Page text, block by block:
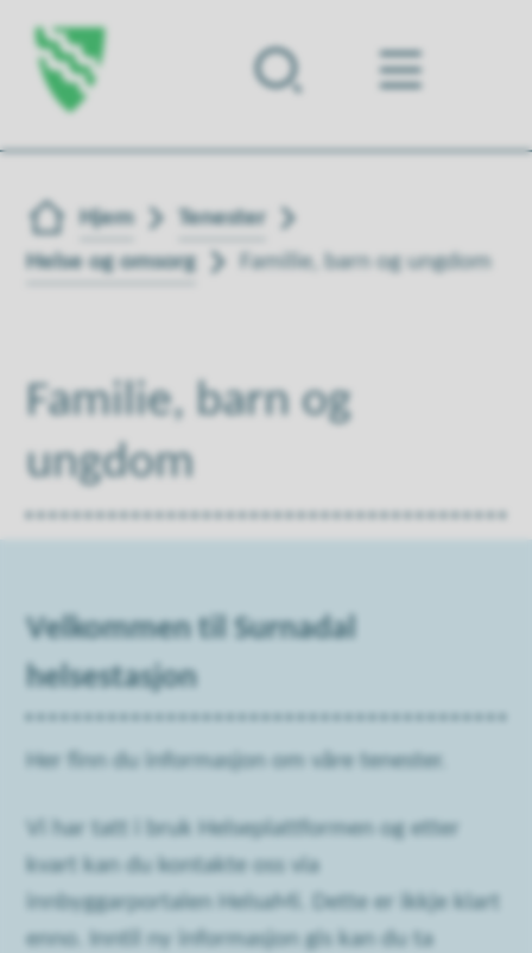
Forsiden
Du er her:
Hjem
Tenester
Helse og omsorg
Familie, barn og ungdom
Familie, barn og
ungdom
Velkommen til Surnadal
helsestasjon
Her finn du informasjon om våre tenester.
Vi har tatt i bruk Helseplattformen og etter
kvart kan du kontakte oss via
innbyggarportalen HelsaMi. Dette er ikkje klart
enno. Inntil ny informasjon gis kan du ta